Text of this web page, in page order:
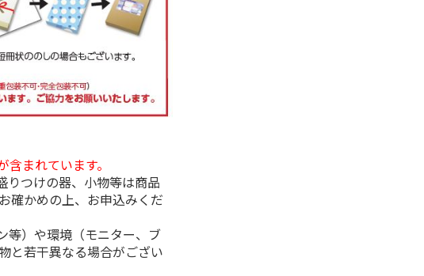
まれています。
りつけの器、小物等は商品
確かめの上、お申込みくだ
等）や環境（モニター、ブ
と若干異なる場合がござい